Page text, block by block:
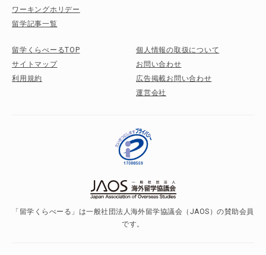
ワーキングホリデー
留学記事一覧
留学くらべーるTOP
サイトマップ
利用規約
個人情報の取扱について
お問い合わせ
広告掲載お問い合わせ
運営会社
「留学くらべーる」は一般社団法人海外留学協議会（JAOS）の賛助会員
です。